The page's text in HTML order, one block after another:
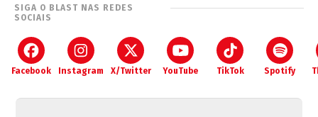
SIGA O BLAST NAS REDES
SOCIAIS
Facebook Instagram X/Twitter YouTube TikTok Spotify